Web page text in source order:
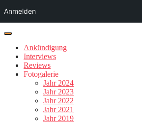
Anmelden
Ankündigung
Interviews
Reviews
Fotogalerie
Jahr 2024
Jahr 2023
Jahr 2022
Jahr 2021
Jahr 2019